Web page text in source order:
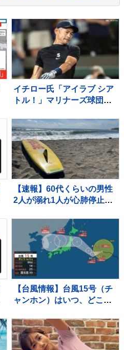
イチロー氏「アイラブ シア
トル！」マリナーズ球団OB
本拠地は大熱狂
【速報】60代くらいの男性
2人が溺れ1人が心肺停止
【台風情報】台風15号（チ
ャンホン）はいつ、どこ
本や北日本に影響か、大型
で強い台風13号（ドルフィ
ン）引き続き 大雨・暴風・